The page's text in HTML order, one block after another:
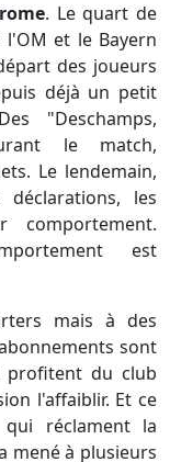
. Le quart de
et le Bayern
des joueurs
déjà un petit
"Deschamps,
le match,
Le lendemain,
les
comportement.
est
mais à des
sont
profitent du club
l'affaiblir. Et ce
réclament la
mené à plusieurs